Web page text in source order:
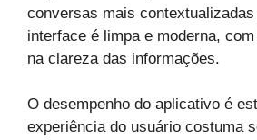
conversas mais
interface é limpa e moderna,
na clareza das informações.
O desempenho do aplicativo é
experiência do usuário costuma